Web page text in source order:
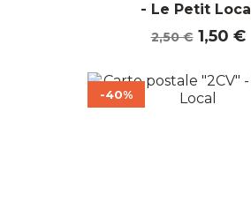
- Le Petit Local
Prix
base
2,50 € Prix
1,50 €
-40%